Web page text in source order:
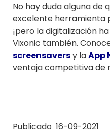
No hay duda alguna de
excelente herramienta
¡pero la digitalización
Vixonic también.
screensaversy laApp
ventaja competitiva de
Publicado 16-09-2021